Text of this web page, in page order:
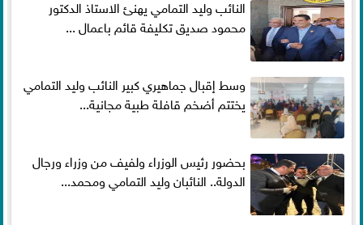
النائب وليد التمامي يهنئ الاستاذ الدكتور
محمود صديق تكليفة قائم باعمال ...
وسط إقبال جماهيري كبير النائب وليد التمامي
يختتم أضخم قافلة طبية مجانية...
بحضور رئيس الوزراء ولفيف من وزراء ورجال
الدولة.. النائبان وليد التمامي ومحمد...